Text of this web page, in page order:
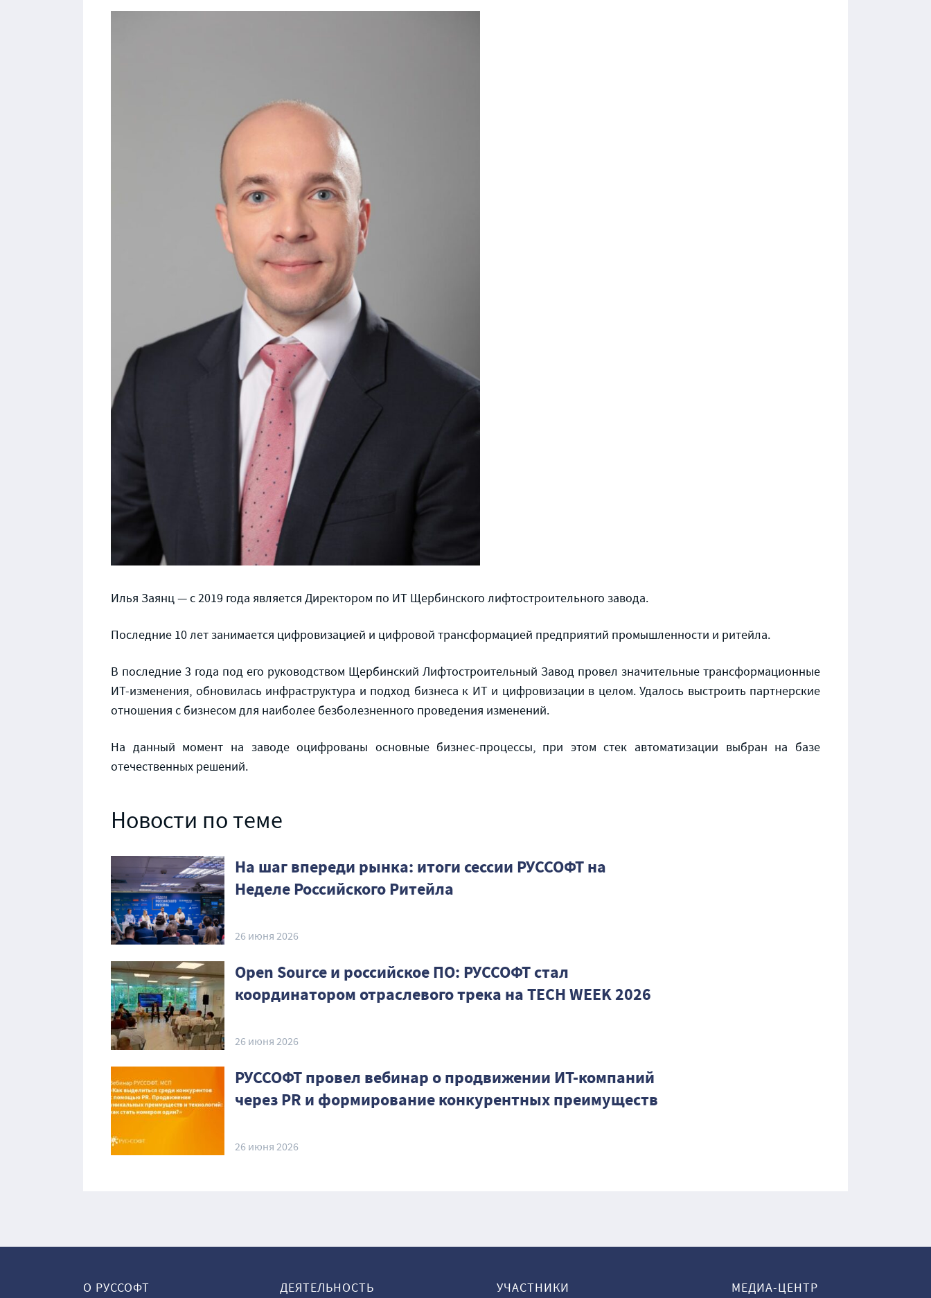
Илья Заянц — с 2019 года является Директором по ИТ Щербинского лифтостроительного завода.
Последние 10 лет занимается цифровизацией и цифровой трансформацией предприятий промышленности и ритейла.
В последние 3 года под его руководством Щербинский Лифтостроительный Завод провел значительные трансформационные
ИТ-изменения, обновилась инфраструктура и подход бизнеса к ИТ и цифровизации в целом. Удалось выстроить партнерские
отношения с бизнесом для наиболее безболезненного проведения изменений.
На данный момент на заводе оцифрованы основные бизнес-процессы, при этом стек автоматизации выбран на базе
отечественных решений.
Новости по теме
На шаг впереди рынка: итоги сессии РУССОФТ на
Неделе Российского Ритейла
26 июня 2026
Open Source и российское ПО: РУССОФТ стал
координатором отраслевого трека на TECH WEEK 2026
26 июня 2026
РУССОФТ провел вебинар о продвижении ИТ-компаний
через PR и формирование конкурентных преимуществ
26 июня 2026
О РУССОФТ ДЕЯТЕЛЬНОСТЬ УЧАСТНИКИ МЕДИА-ЦЕНТР